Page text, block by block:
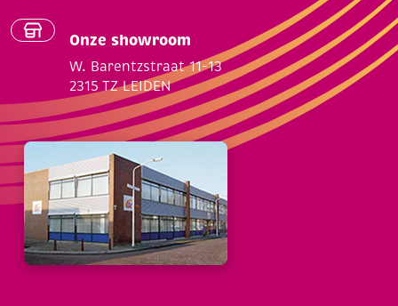
Onze showroom
W. Barentzstraat 11-13
2315 TZ LEIDEN